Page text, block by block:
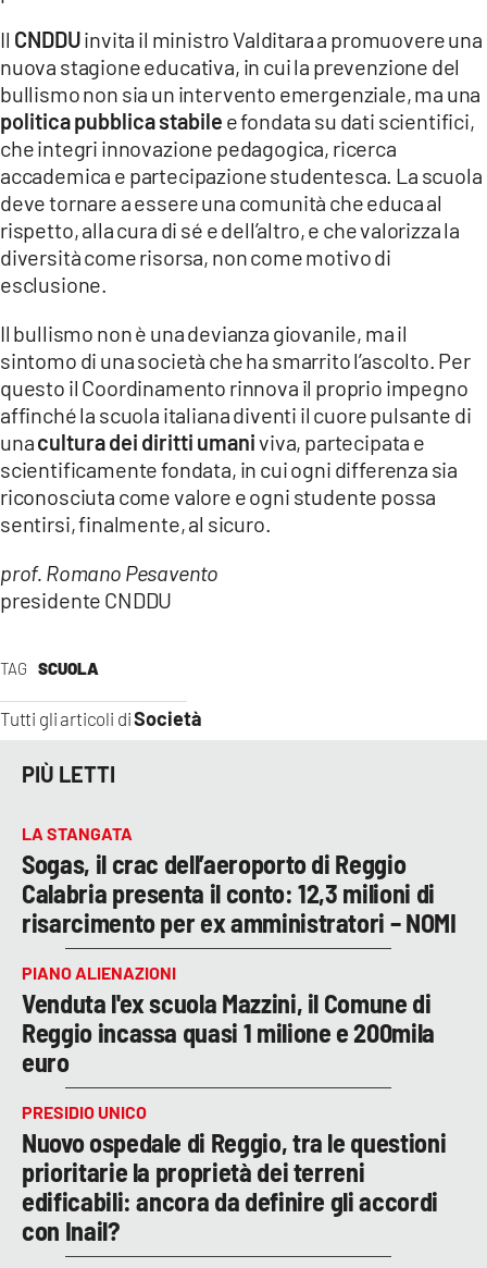
TAG SCUOLA
Tutti gli articoli diSocietà
Il CNDDUinvita il ministro Valditara a promuovere una
nuova stagione educativa, in cui la prevenzione del
bullismo non sia un intervento emergenziale, ma una
politica pubblica stabile e fondata su dati scientifici,
che integri innovazione pedagogica, ricerca
accademica e partecipazione studentesca. La scuola
deve tornare a essere una comunità che educa al
rispetto, alla cura di sé e dell’altro, e che valorizza la
diversità come risorsa, non come motivo di
esclusione.
Il bullismo non è una devianza giovanile, ma il
sintomo di una società che ha smarrito l’ascolto. Per
questo il Coordinamento rinnova il proprio impegno
affinché la scuola italiana diventi il cuore pulsante di
unacultura dei diritti umaniviva, partecipata e
scientificamente fondata, in cui ogni differenza sia
riconosciuta come valore e ogni studente possa
sentirsi, finalmente, al sicuro.
prof. Romano Pesavento
presidente CNDDU
PIÙ LETTI
LA STANGATA
Sogas, il crac dell’aeroporto di Reggio
Calabria presenta il conto: 12,3 milioni di
risarcimento per ex amministratori – NOMI
PIANO ALIENAZIONI
Venduta l'ex scuola Mazzini, il Comune di
Reggio incassa quasi 1 milione e 200mila
euro
PRESIDIO UNICO
Nuovo ospedale di Reggio, tra le questioni
prioritarie la proprietà dei terreni
edificabili: ancora da definire gli accordi
con Inail?